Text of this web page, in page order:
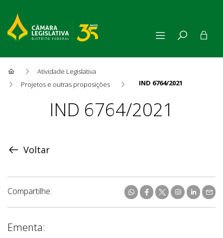
Atividade Legislativa
Projetos e outras proposições
IND 6764/2021
ProposiçãoIND 6764/2021
Voltar
Compartilhe:
Ementa: